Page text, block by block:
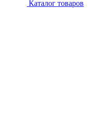
Каталог товаров